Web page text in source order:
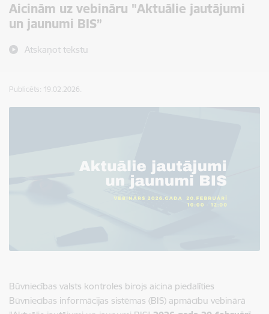
Aicinām uz vebināru "Aktuālie jautājumi
un jaunumi BIS”
Atskaņot tekstu
Publicēts: 19.02.2026.
Būvniecības valsts kontroles birojs aicina piedalīties
Būvniecības informācijas sistēmas (BIS) apmācību vebinārā